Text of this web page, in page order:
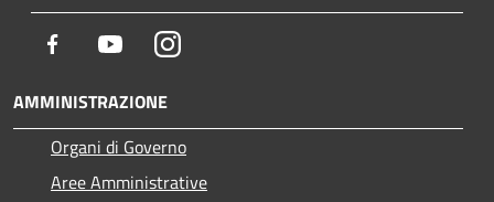
Facebook YoutubeInstagram
AMMINISTRAZIONE
Organi di Governo
Aree Amministrative